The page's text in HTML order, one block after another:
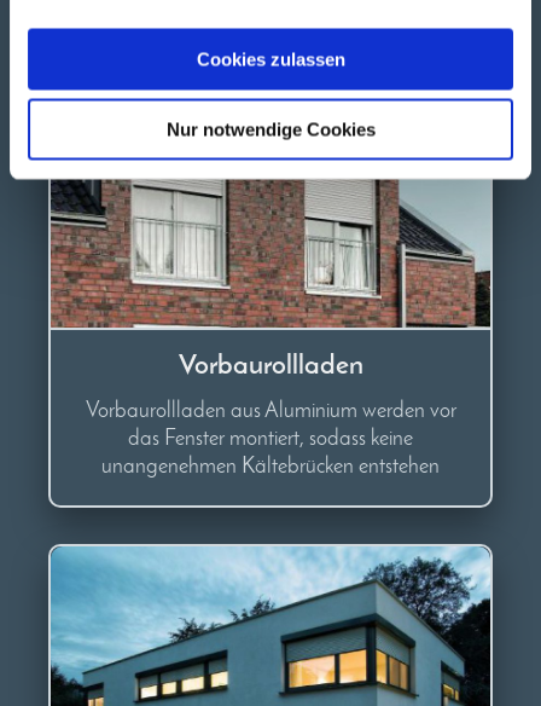
Cookies zulassen
Nur notwendige Cookies
Vorbaurollladen
Vorbaurollladen aus Aluminium werden vor
das Fenster montiert, sodass keine
unangenehmen Kältebrücken entstehen